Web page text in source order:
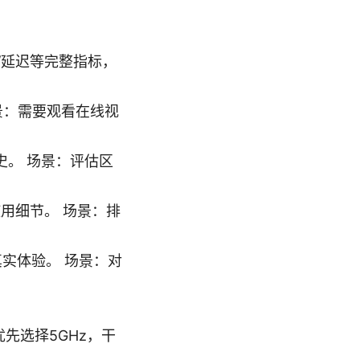
迟等完整指标，
需要观看在线视
。 场景：评估区
细节。 场景：排
体验。 场景：对
选择5GHz，干